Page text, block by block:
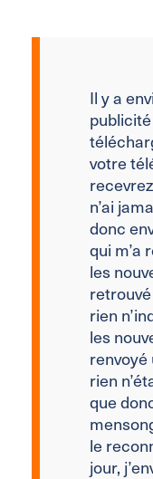
Il y a
votre
n’ai
donc
qui m’a
les
rien
les
renvoyé
rien
que
le
jour, j’